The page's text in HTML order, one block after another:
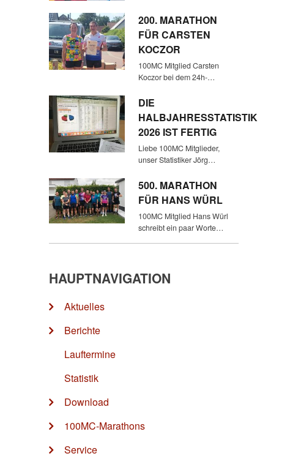
200. MARATHON
FÜR CARSTEN
KOCZOR
100MC Mitglied Carsten
Koczor bei dem 24h-…
DIE
HALBJAHRESSTATISTIK
2026 IST FERTIG
Liebe 100MC Mitglieder,
unser Statistiker Jörg…
500. MARATHON
FÜR HANS WÜRL
100MC Mitglied Hans Würl
schreibt ein paar Worte…
HAUPTNAVIGATION
Aktuelles
Berichte
Lauftermine
Statistik
Download
100MC-Marathons
Service